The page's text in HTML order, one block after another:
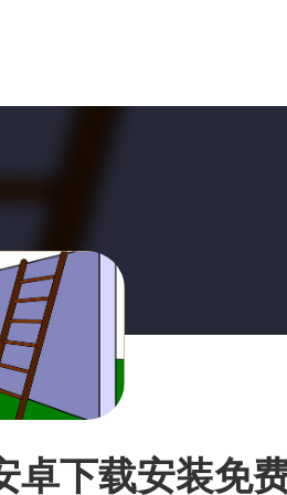
卓下载安装免